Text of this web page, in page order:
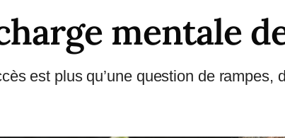
mentale
est plus qu’une question de rampes,